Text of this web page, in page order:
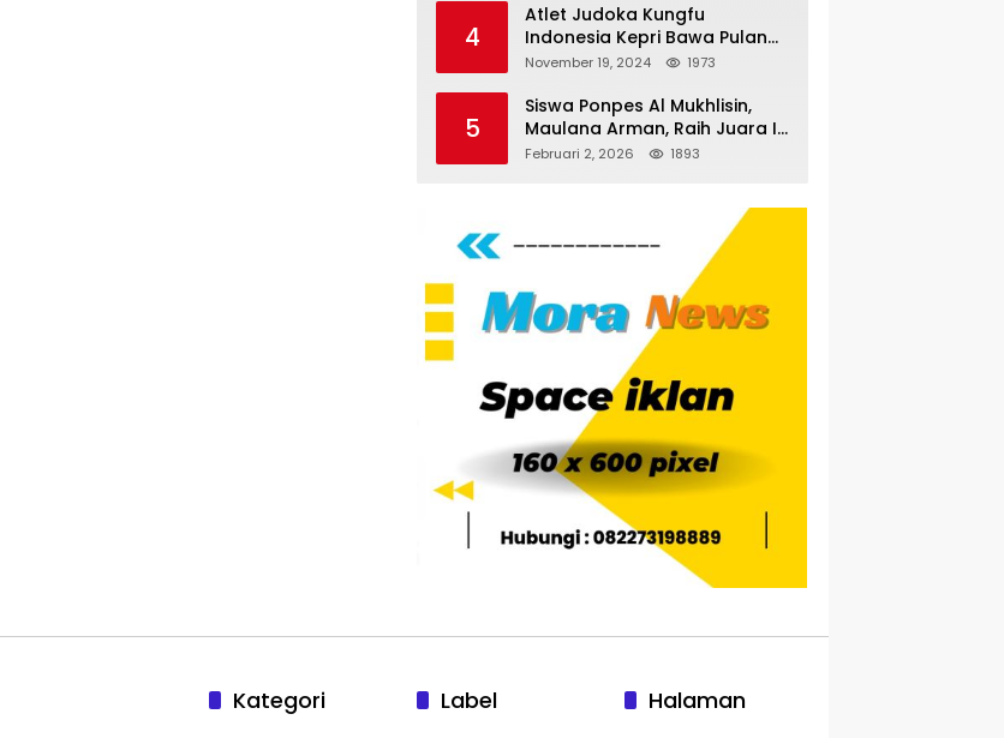
4
Atlet Judoka Kungfu
Indonesia Kepri Bawa Pulang
11 Medali Pra Fornas bogor, 3
November 19, 2024 1973
5
Siswa Ponpes Al Mukhlisin,
Maulana Arman, Raih Juara I
Taekwondo Junior Putra di
Februari 2, 2026 1893
Kategori Label Halaman